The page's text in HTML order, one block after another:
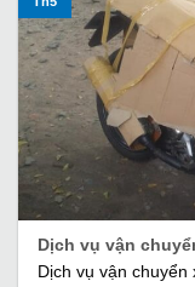
Dịch vụ vận
Dịch vụ vận